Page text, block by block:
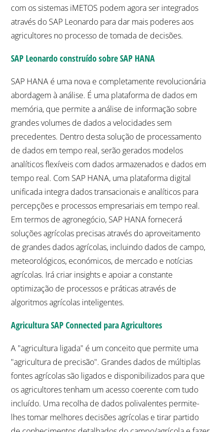
com os sistemas iMETOS podem agora ser integrados
através do SAP Leonardo para dar mais poderes aos
agricultores no processo de tomada de decisões.
SAP Leonardo construído sobre SAP HANA
SAP HANA é uma nova e completamente revolucionária
abordagem à análise. É uma plataforma de dados em
memória, que permite a análise de informação sobre
grandes volumes de dados a velocidades sem
precedentes. Dentro desta solução de processamento
de dados em tempo real, serão gerados modelos
analíticos flexíveis com dados armazenados e dados em
tempo real. Com SAP HANA, uma plataforma digital
unificada integra dados transacionais e analíticos para
percepções e processos empresariais em tempo real.
Em termos de agronegócio, SAP HANA fornecerá
soluções agrícolas precisas através do aproveitamento
de grandes dados agrícolas, incluindo dados de campo,
meteorológicos, económicos, de mercado e notícias
agrícolas. Irá criar insights e apoiar a constante
optimização de processos e práticas através de
algoritmos agrícolas inteligentes.
Agricultura SAP Connected para Agricultores
A "agricultura ligada" é um conceito que permite uma
"agricultura de precisão". Grandes dados de múltiplas
fontes agrícolas são ligados e disponibilizados para que
os agricultores tenham um acesso coerente com tudo
incluído. Uma recolha de dados polivalentes permite-
lhes tomar melhores decisões agrícolas e tirar partido